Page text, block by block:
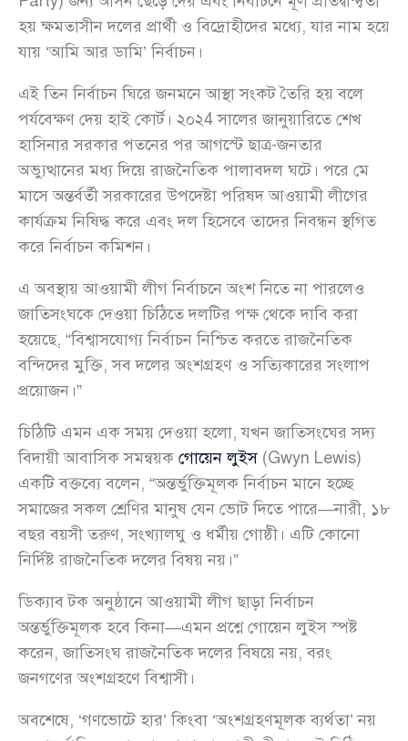
হয় ক্ষমতাসীন দলের প্রার্থী ও বিদ্রোহীদের মধ্যে, যার নাম হয়ে
যায় ‘আমি আর ডামি’ নির্বাচন।
এই তিন নির্বাচন ঘিরে জনমনে আস্থা সংকট তৈরি হয় বলে
পর্যবেক্ষণ দেয় হাই কোর্ট। ২০২4 সালের জানুয়ারিতে শেখ
হাসিনার সরকার পতনের পর আগস্টে ছাত্র-জনতার
অভ্যুত্থানের মধ্য দিয়ে রাজনৈতিক পালাবদল ঘটে। পরে মে
মাসে অন্তর্বর্তী সরকারের উপদেষ্টা পরিষদ আওয়ামী লীগের
কার্যক্রম নিষিদ্ধ করে এবং দল হিসেবে তাদের নিবন্ধন স্থগিত
করে নির্বাচন কমিশন।
এ অবস্থায় আওয়ামী লীগ নির্বাচনে অংশ নিতে না পারলেও
জাতিসংঘকে দেওয়া চিঠিতে দলটির পক্ষ থেকে দাবি করা
হয়েছে, “বিশ্বাসযোগ্য নির্বাচন নিশ্চিত করতে রাজনৈতিক
বন্দিদের মুক্তি, সব দলের অংশগ্রহণ ও সত্যিকারের সংলাপ
প্রয়োজন।”
চিঠিটি এমন এক সময় দেওয়া হলো, যখন জাতিসংঘের সদ্য
বিদায়ী আবাসিক সমন্বয়ক গোয়েন লুইস(Gwyn Lewis)
একটি বক্তব্যে বলেন, “অন্তর্ভুক্তিমূলক নির্বাচন মানে হচ্ছে
সমাজের সকল শ্রেণির মানুষ যেন ভোট দিতে পারে—নারী, ১৮
বছর বয়সী তরুণ, সংখ্যালঘু ও ধর্মীয় গোষ্ঠী। এটি কোনো
নির্দিষ্ট রাজনৈতিক দলের বিষয় নয়।”
ডিক্যাব টক অনুষ্ঠানে আওয়ামী লীগ ছাড়া নির্বাচন
অন্তর্ভুক্তিমূলক হবে কিনা—এমন প্রশ্নে গোয়েন লুইস স্পষ্ট
করেন, জাতিসংঘ রাজনৈতিক দলের বিষয়ে নয়, বরং
জনগণের অংশগ্রহণে বিশ্বাসী।
অবশেষে, ‘গণভোটে হার’ কিংবা ‘অংশগ্রহণমূলক ব্যর্থতা’ নয়